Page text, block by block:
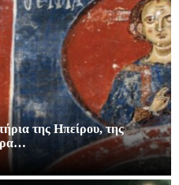
της Ηπείρου, της